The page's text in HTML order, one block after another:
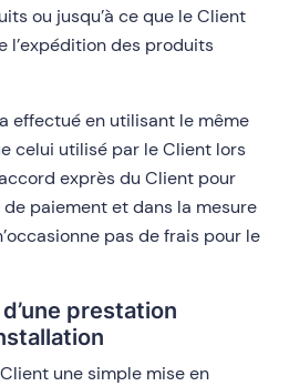
ou jusqu’à ce que le Client
l’expédition des produits
effectué en utilisant le même
celui utilisé par le Client lors
exprès du Client pour
paiement et dans la mesure
pas de frais pour le
prestation
une simple mise en